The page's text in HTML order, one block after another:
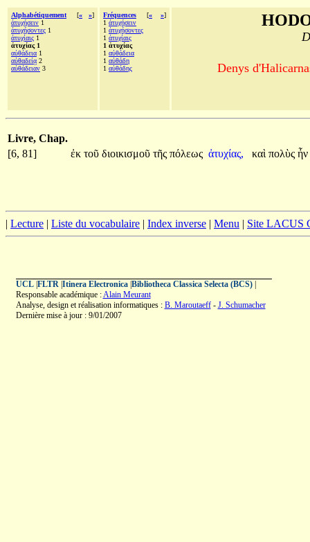
Alphabétiquement [« »]
ἀτυχήσειν 1
ἀτυχήσοντες 1
ἀτυχίαις 1
ἀτυχίας 1
αὐθάδεια 1
αὐθαδείᾳ 2
αὐθάδειαν 3
Fréquences [« »]
1 ἀτυχήσειν
1 ἀτυχήσοντες
1 ἀτυχίαις
1 ἀτυχίας
1 αὐθάδεια
1 αὐθάδη
1 αὐθάδης Denys
Livre, Chap.
[6, 81]
ἐκ τοῦ διοικισμοῦ τῆς πόλεως ἀτυχίας, καὶ πολὺς ἦν
| Lecture | Liste du vocabulaire | Index inverse | Menu | Site LACUS
UCL| FLTR| Itinera Electronica| Bibliotheca Classica Selecta (BCS)|
Responsable académique :Alain Meurant
Analyse, design et réalisation informatiques : B. Maroutaeff- J. Schumacher
Dernière mise à jour : 9/01/2007